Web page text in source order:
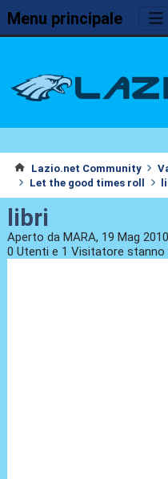
Menu principale
Lazio.net Community
Let the good times roll
libri
Aperto da MARA, 19 Mag
0 Utenti e 1 Visitatore